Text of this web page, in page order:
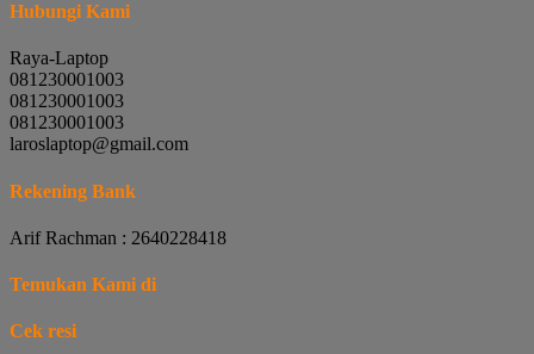
Hubungi Kami
Raya-Laptop
081230001003
081230001003
081230001003
laroslaptop@gmail.com
Rekening Bank
Arif Rachman : 2640228418
Temukan Kami di
Cek resi